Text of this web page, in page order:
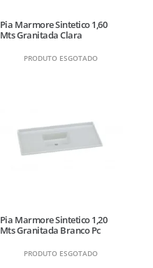
Pia Marmore Sintetico 1,60
Mts Granitada Clara
PRODUTO ESGOTADO
Pia Marmore Sintetico 1,20
Mts Granitada Branco Pc
PRODUTO ESGOTADO